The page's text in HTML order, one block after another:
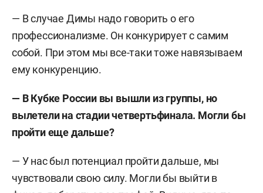
— В случае Димы надо говорить о его
профессионализме. Он конкурирует с самим
собой. При этом мы все-таки тоже навязываем
ему конкуренцию.
— В Кубке России вы вышли из группы, но
вылетели на стадии четвертьфинала. Могли бы
пройти еще дальше?
— У нас был потенциал пройти дальше, мы
чувствовали свою силу. Могли бы выйти в